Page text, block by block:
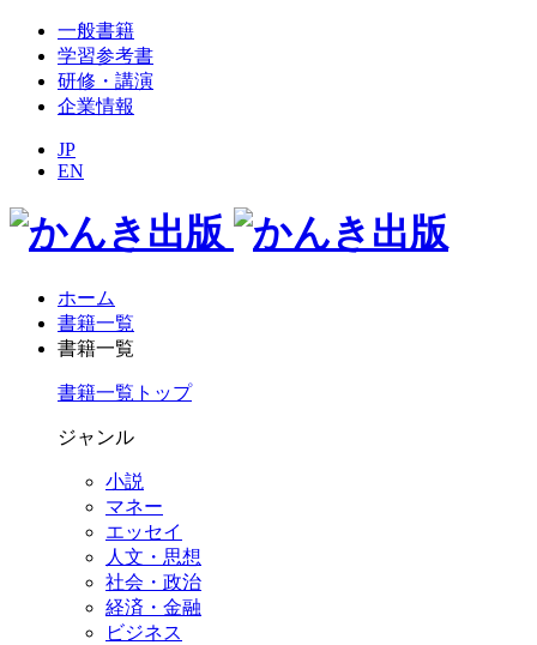
一般書籍
学習参考書
研修・講演
企業情報
JP
EN
ホーム
書籍一覧
書籍一覧
書籍一覧トップ
ジャンル
小説
マネー
エッセイ
人文・思想
社会・政治
経済・金融
ビジネス